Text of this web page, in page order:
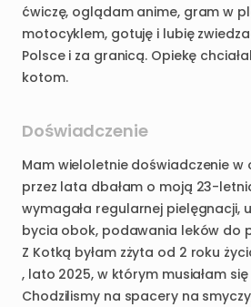
ćwiczę​,​ oglądam anime​,​ gram w
motocyklem​,​ gotuję i lubię
Polsce i za granicą. Opiekę
kotom.
Doświadczenie
Mam wieloletnie doświadczenie w
przez lata dbałam o moją 23-
wymagała regularnej pielęgnacji​,​
bycia obok​,​ podawania leków do
Z Kotką byłam zżyta od 2 roku
,​ lato 2025​,​ w którym musiałam się
Chodzilismy na spacery na smyczy